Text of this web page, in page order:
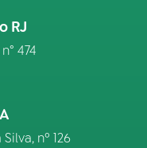
RJ
474
nº 126